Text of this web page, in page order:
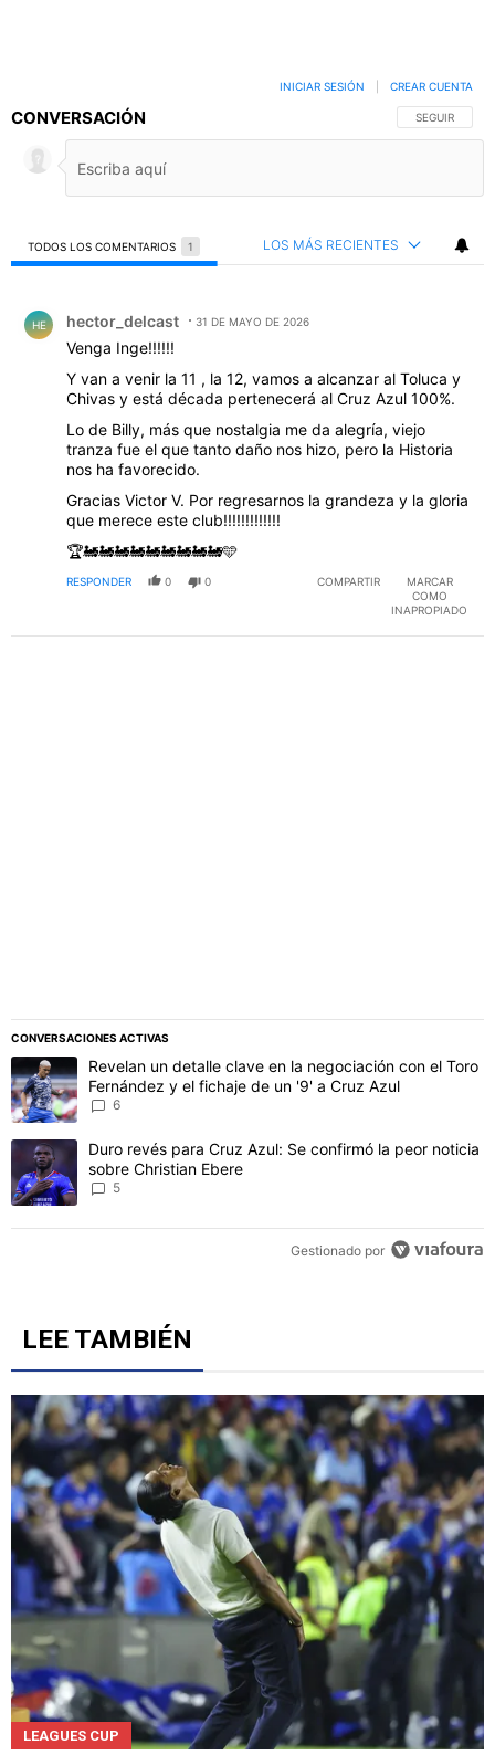
CONVERSACIÓN SIGA ESTA
SEGUIR
INICIAR SESIÓN CREAR CUENTA
TODOS LOS COMENTARIOS 1 LOS MÁS RECIENTES
HE hector_delcast 31 DE MAYO DE 2026
Venga Inge!!!!!!
Y van a venir la 11 , la 12, vamos a alcanzar al Toluca y
Chivas y está década pertenecerá al Cruz Azul 100%.
Lo de Billy, más que nostalgia me da alegría, viejo
tranza fue el que tanto daño nos hizo, pero la Historia
nos ha favorecido.
Gracias Victor V. Por regresarnos la grandeza y la gloria
que merece este club!!!!!!!!!!!!!
🏆🚂🚂🚂🚂🚂🚂🚂🚂🚂🩵
RESPONDER 0 0 COMPARTIR
MARCAR
COMO
INAPROPIADO
CONVERSACIONES ACTIVAS
Este listado muestra los artículos con más comentarios en los
Un artículo de tendencia con el título "Revelan un detalle clave
Revelan un detalle clave en la negociación con el Toro
Fernández y el fichaje de un '9' a Cruz Azul
6
Un artículo de tendencia con el título "Duro revés para Cruz Azul:
Duro revés para Cruz Azul: Se confirmó la peor noticia
sobre Christian Ebere
5
Gestionado por
LEE TAMBIÉN
LEAGUES CUP